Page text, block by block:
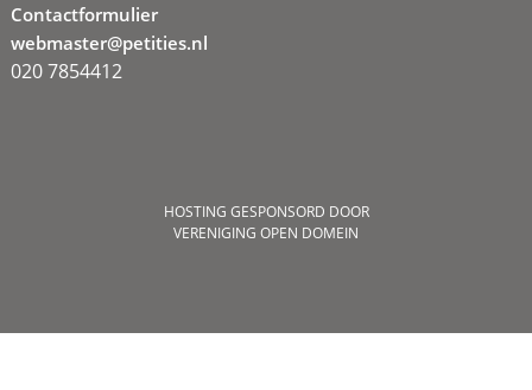
Contactformulier
webmaster@petities.nl
020 7854412
HOSTING GESPONSORD DOOR
VERENIGING OPEN DOMEIN